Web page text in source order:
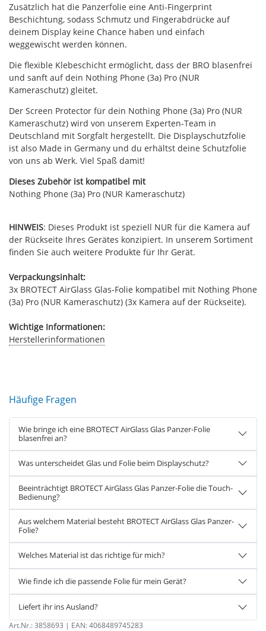
Zusätzlich hat die Panzerfolie eine Anti-Fingerprint
Beschichtung, sodass Schmutz und Fingerabdrücke auf
deinem Display keine Chance haben und einfach
weggewischt werden können.
Die flexible Klebeschicht ermöglicht, dass der BRO blasenfrei
und sanft auf dein Nothing Phone (3a) Pro (NUR
Kameraschutz) gleitet.
Der Screen Protector für dein Nothing Phone (3a) Pro (NUR
Kameraschutz) wird von unserem Experten-Team in
Deutschland mit Sorgfalt hergestellt. Die Displayschutzfolie
ist also Made in Germany und du erhältst deine Schutzfolie
von uns ab Werk. Viel Spaß damit!
Dieses Zubehör ist kompatibel mit
Nothing Phone (3a) Pro (NUR Kameraschutz)
HINWEIS: Dieses Produkt ist speziell NUR für die Kamera auf
der Rückseite Ihres Gerätes konzipiert. In unserem Sortiment
finden Sie auch weitere Produkte für Ihr Gerät.
Verpackungsinhalt:
3x BROTECT AirGlass Glas-Folie kompatibel mit Nothing Phone
(3a) Pro (NUR Kameraschutz) (3x Kamera auf der Rückseite).
Wichtige Informationen:
Herstellerinformationen
Häufige Fragen
Wie bringe ich eine BROTECT AirGlass Glas Panzer-Folie
blasenfrei an?
Was unterscheidet Glas und Folie beim Displayschutz?
Beeinträchtigt BROTECT AirGlass Glas Panzer-Folie die Touch-
Bedienung?
Aus welchem Material besteht BROTECT AirGlass Glas Panzer-
Folie?
Welches Material ist das richtige für mich?
Wie finde ich die passende Folie für mein Gerät?
Liefert ihr ins Ausland?
Art.Nr.:3858693 | EAN:4068489745283